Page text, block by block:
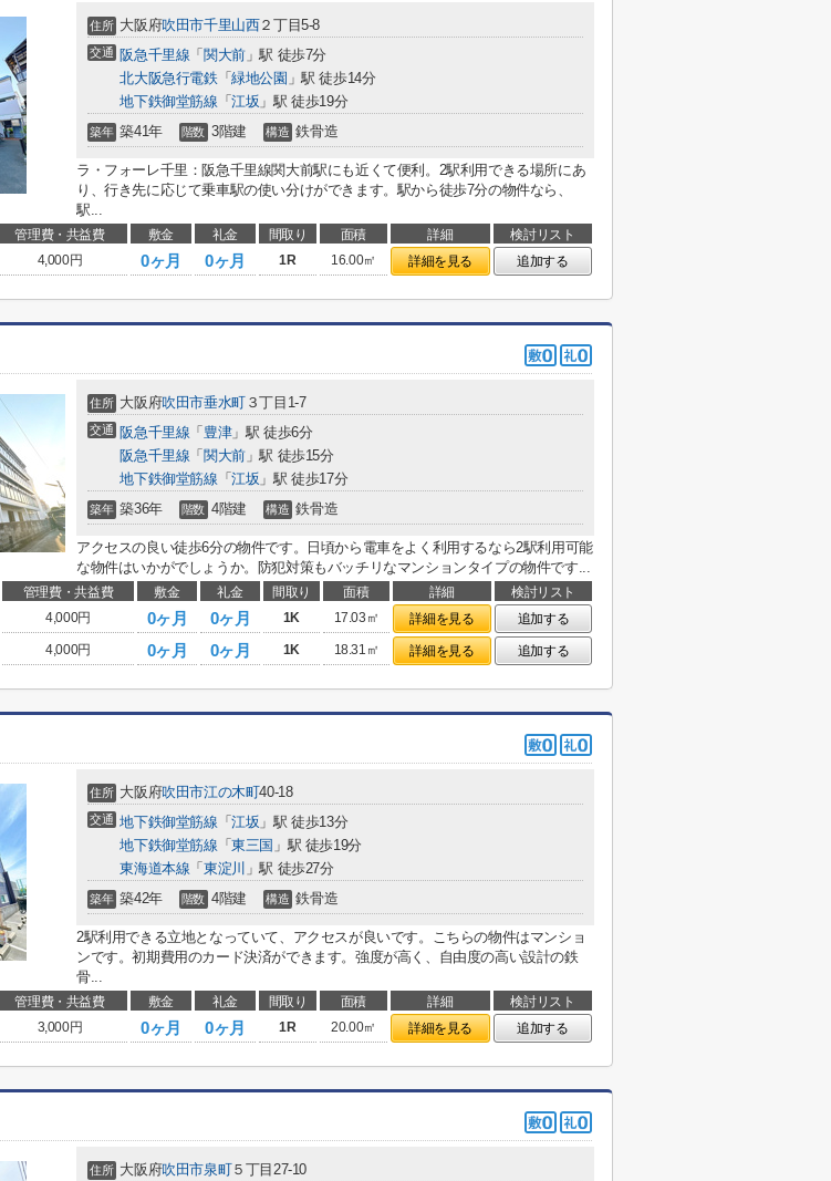
住所 大阪府吹田市千里山西２丁目5-8
交通 阪急千里線 「 関大前」駅 徒歩7分
北大阪急行電鉄「緑地公園 」駅 徒歩14分
地下鉄御堂筋線 「江坂 」駅 徒歩19分
築年 築41年 階数 3階建 構造 鉄骨造
ラ・フォーレ千里：阪急千里線関大前駅にも近くて便利。2駅利用できる場所にあ
り、行き先に応じて乗車駅の使い分けができます。駅から徒歩7分の物件なら、
駅...
管理費・共益費 敷金 礼金 間取り 面積 詳細
検討リスト
4,000円 0ヶ月 0ヶ月 1R 16.00㎡ 詳細を見る 追加する
住所 大阪府吹田市垂水町３丁目1-7
交通 阪急千里線 「 豊津」駅 徒歩6分
阪急千里線 「 関大前」駅 徒歩15分
地下鉄御堂筋線 「江坂 」駅 徒歩17分
築年 築36年 階数 4階建 構造 鉄骨造
アクセスの良い徒歩6分の物件です。日頃から電車をよく利用するなら2駅利用可能
な物件はいかがでしょうか。防犯対策もバッチリなマンションタイプの物件です...
管理費・共益費 敷金 礼金 間取り 面積 詳細
検討リスト
4,000円 0ヶ月 0ヶ月 1K 17.03㎡ 詳細を見る
追加する
4,000円 0ヶ月 0ヶ月 1K 18.31㎡ 詳細を見る 追加する
住所 大阪府吹田市江の木町40-18
交通 地下鉄御堂筋線 「江坂 」駅 徒歩13分
地下鉄御堂筋線 「東三国 」駅 徒歩19分
東海道本線 「 東淀川 」駅 徒歩27分
築年 築42年 階数 4階建 構造 鉄骨造
2駅利用できる立地となっていて、アクセスが良いです。こちらの物件はマンショ
ンです。初期費用のカード決済ができます。強度が高く、自由度の高い設計の鉄
骨...
管理費・共益費 敷金 礼金 間取り 面積 詳細
検討リスト
3,000円 0ヶ月 0ヶ月 1R 20.00㎡ 詳細を見る 追加する
住所 大阪府吹田市泉町５丁目27-10